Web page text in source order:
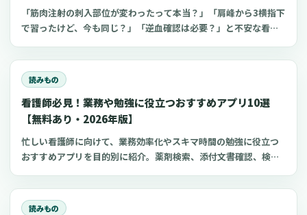
「筋肉注射の刺入部位が変わったって本当？」「肩峰から3横指下
で習ったけど、今も同じ？」「逆血確認は必要？」と不安な看護
び方、針のゲージと長さ、皮下注射との違い、神経損傷やSIRVA
を避けるポイント、ワクチン接種時の手順までわかりやすく解説
します。
読みもの
看護師必見！業務や勉強に役立つおすすめアプリ10選
【無料あり・2026年版】
忙しい看護師に向けて、業務効率化やスキマ時間の勉強に役立つ
おすすめアプリを目的別に紹介。薬剤検索、添付文書確認、検査
心電図学習、シフト管理など、現場や復職準備で使いやすいアプ
リをまとめました。
読みもの